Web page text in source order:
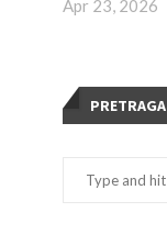
Apr 23, 2026
PRETRAGA